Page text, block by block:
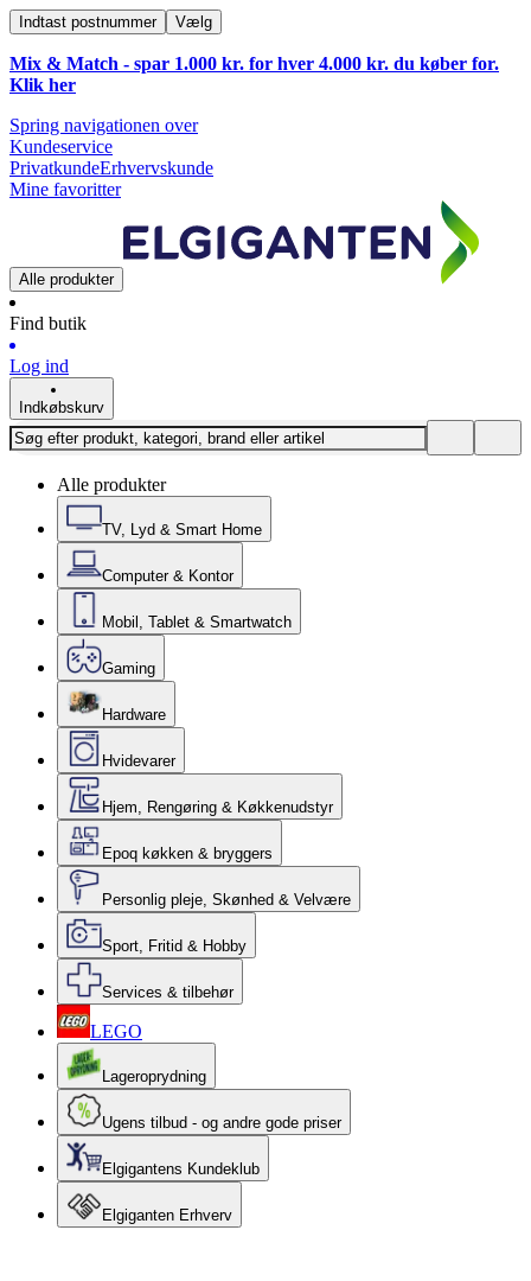
Indtast postnummer Vælg
Mix & Match - spar 1.000 kr. for hver 4.000 kr. du køber for.
Klik her
Spring navigationen over
Kundeservice
PrivatkundeErhvervskunde
Mine favoritter
Alle produkter
Find butik
Log ind
Indkøbskurv
Alle produkter
TV, Lyd & Smart Home
Computer & Kontor
Mobil, Tablet & Smartwatch
Gaming
Hardware
Hvidevarer
Hjem, Rengøring & Køkkenudstyr
Epoq køkken & bryggers
Personlig pleje, Skønhed & Velvære
Sport, Fritid & Hobby
Services & tilbehør
LEGO
Lageroprydning
Ugens tilbud - og andre gode priser
Elgigantens Kundeklub
Elgiganten Erhverv